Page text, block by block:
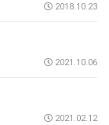
2018.10.23
2021.10.06
2021.02.12